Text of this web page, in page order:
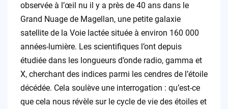
observée à l’œil nu il y a près de 40 ans dans le
Grand Nuage de Magellan, une petite galaxie
satellite de la Voie lactée située à environ 160 000
années-lumière. Les scientifiques l’ont depuis
étudiée dans les longueurs d’onde radio, gamma et
X, cherchant des indices parmi les cendres de l’étoile
décédée. Cela soulève une interrogation : qu’est-ce
que cela nous révèle sur le cycle de vie des étoiles et